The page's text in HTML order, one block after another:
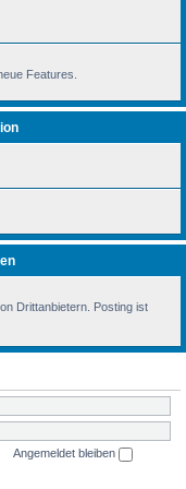
Features.
Drittanbietern. Posting ist
Angemeldet bleiben